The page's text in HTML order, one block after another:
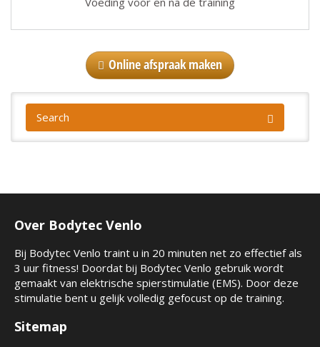
Online afspraak maken
Over Bodytec Venlo
Bij Bodytec Venlo traint u in 20 minuten net zo effectief als
3 uur fitness! Doordat bij Bodytec Venlo gebruik wordt
gemaakt van elektrische spierstimulatie (EMS). Door deze
stimulatie bent u gelijk volledig gefocust op de training.
Sitemap